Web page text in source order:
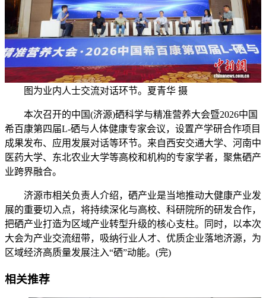
图为业内人士交流对话环节。夏青华 摄
本次召开的中国(济源)硒科学与精准营养大会暨2026中国
希百康第四届L-硒与人体健康专家会议，设置产学研合作项目
成果发布、应用发展对话等环节。来自西安交通大学、河南中
医药大学、东北农业大学等高校和机构的专家学者，聚焦硒产
业跨界融合。
济源市相关负责人介绍，硒产业是当地推动大健康产业发
展的重要切入点，将持续深化与高校、科研院所的研发合作，
把硒产业打造为区域产业转型升级的核心支柱。同时，以本次
大会为产业交流纽带，吸纳行业人才、优质企业落地济源，为
区域经济高质量发展注入“硒”动能。(完)
相关推荐